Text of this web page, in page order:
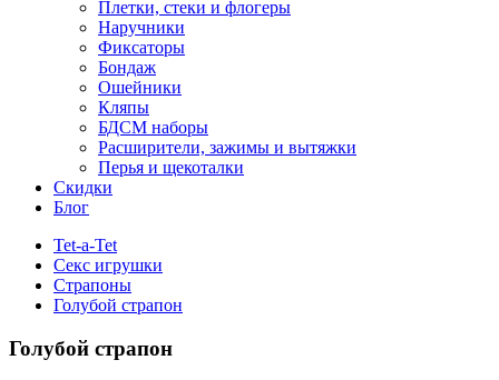
Плетки, стеки и флогеры
Наручники
Фиксаторы
Бондаж
Ошейники
Кляпы
БДСМ наборы
Расширители, зажимы и вытяжки
Перья и щекоталки
Скидки
Блог
Tet-a-Tet
Секс игрушки
Страпоны
Голубой страпон
Голубой страпон